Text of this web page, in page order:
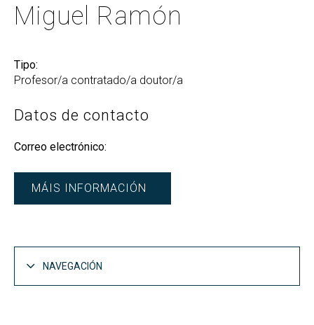
Miguel Ramón
Tipo:
Profesor/a contratado/a doutor/a
Datos de contacto
Correo electrónico:
MÁIS INFORMACIÓN
NAVEGACIÓN